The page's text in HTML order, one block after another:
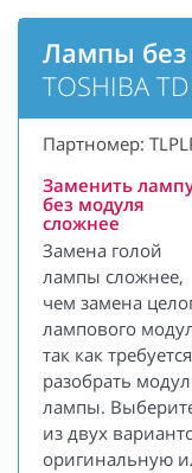
Лампы без
TOSHIBA
Партномер:
Заменить
без модуля
сложнее
Замена голой
лампы сложнее,
чем замена
лампового
так как требуется
разобрать
лампы.
из двух
оригинальную